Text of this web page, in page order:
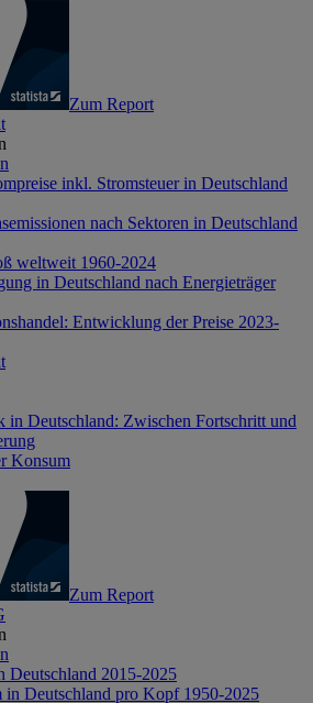
Zum Report
inkl. Stromsteuer in Deutschland
nach Sektoren in Deutschland
weltweit 1960-2024
in Deutschland nach Energieträger
Entwicklung der Preise 2023-
in Deutschland: Zwischen Fortschritt und
Konsum
Zum Report
Deutschland 2015-2025
in Deutschland pro Kopf 1950-2025